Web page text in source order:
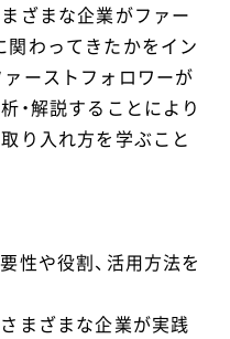
ざまな企業がファー
わってきたかをイン
ーストフォロワーが
・解説することにより
り入れ方を学ぶこと
性や役割、活用方法を
まざまな企業が実践